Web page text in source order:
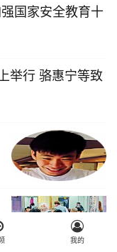
国家安全教育十
举行 骆惠宁等致
我的